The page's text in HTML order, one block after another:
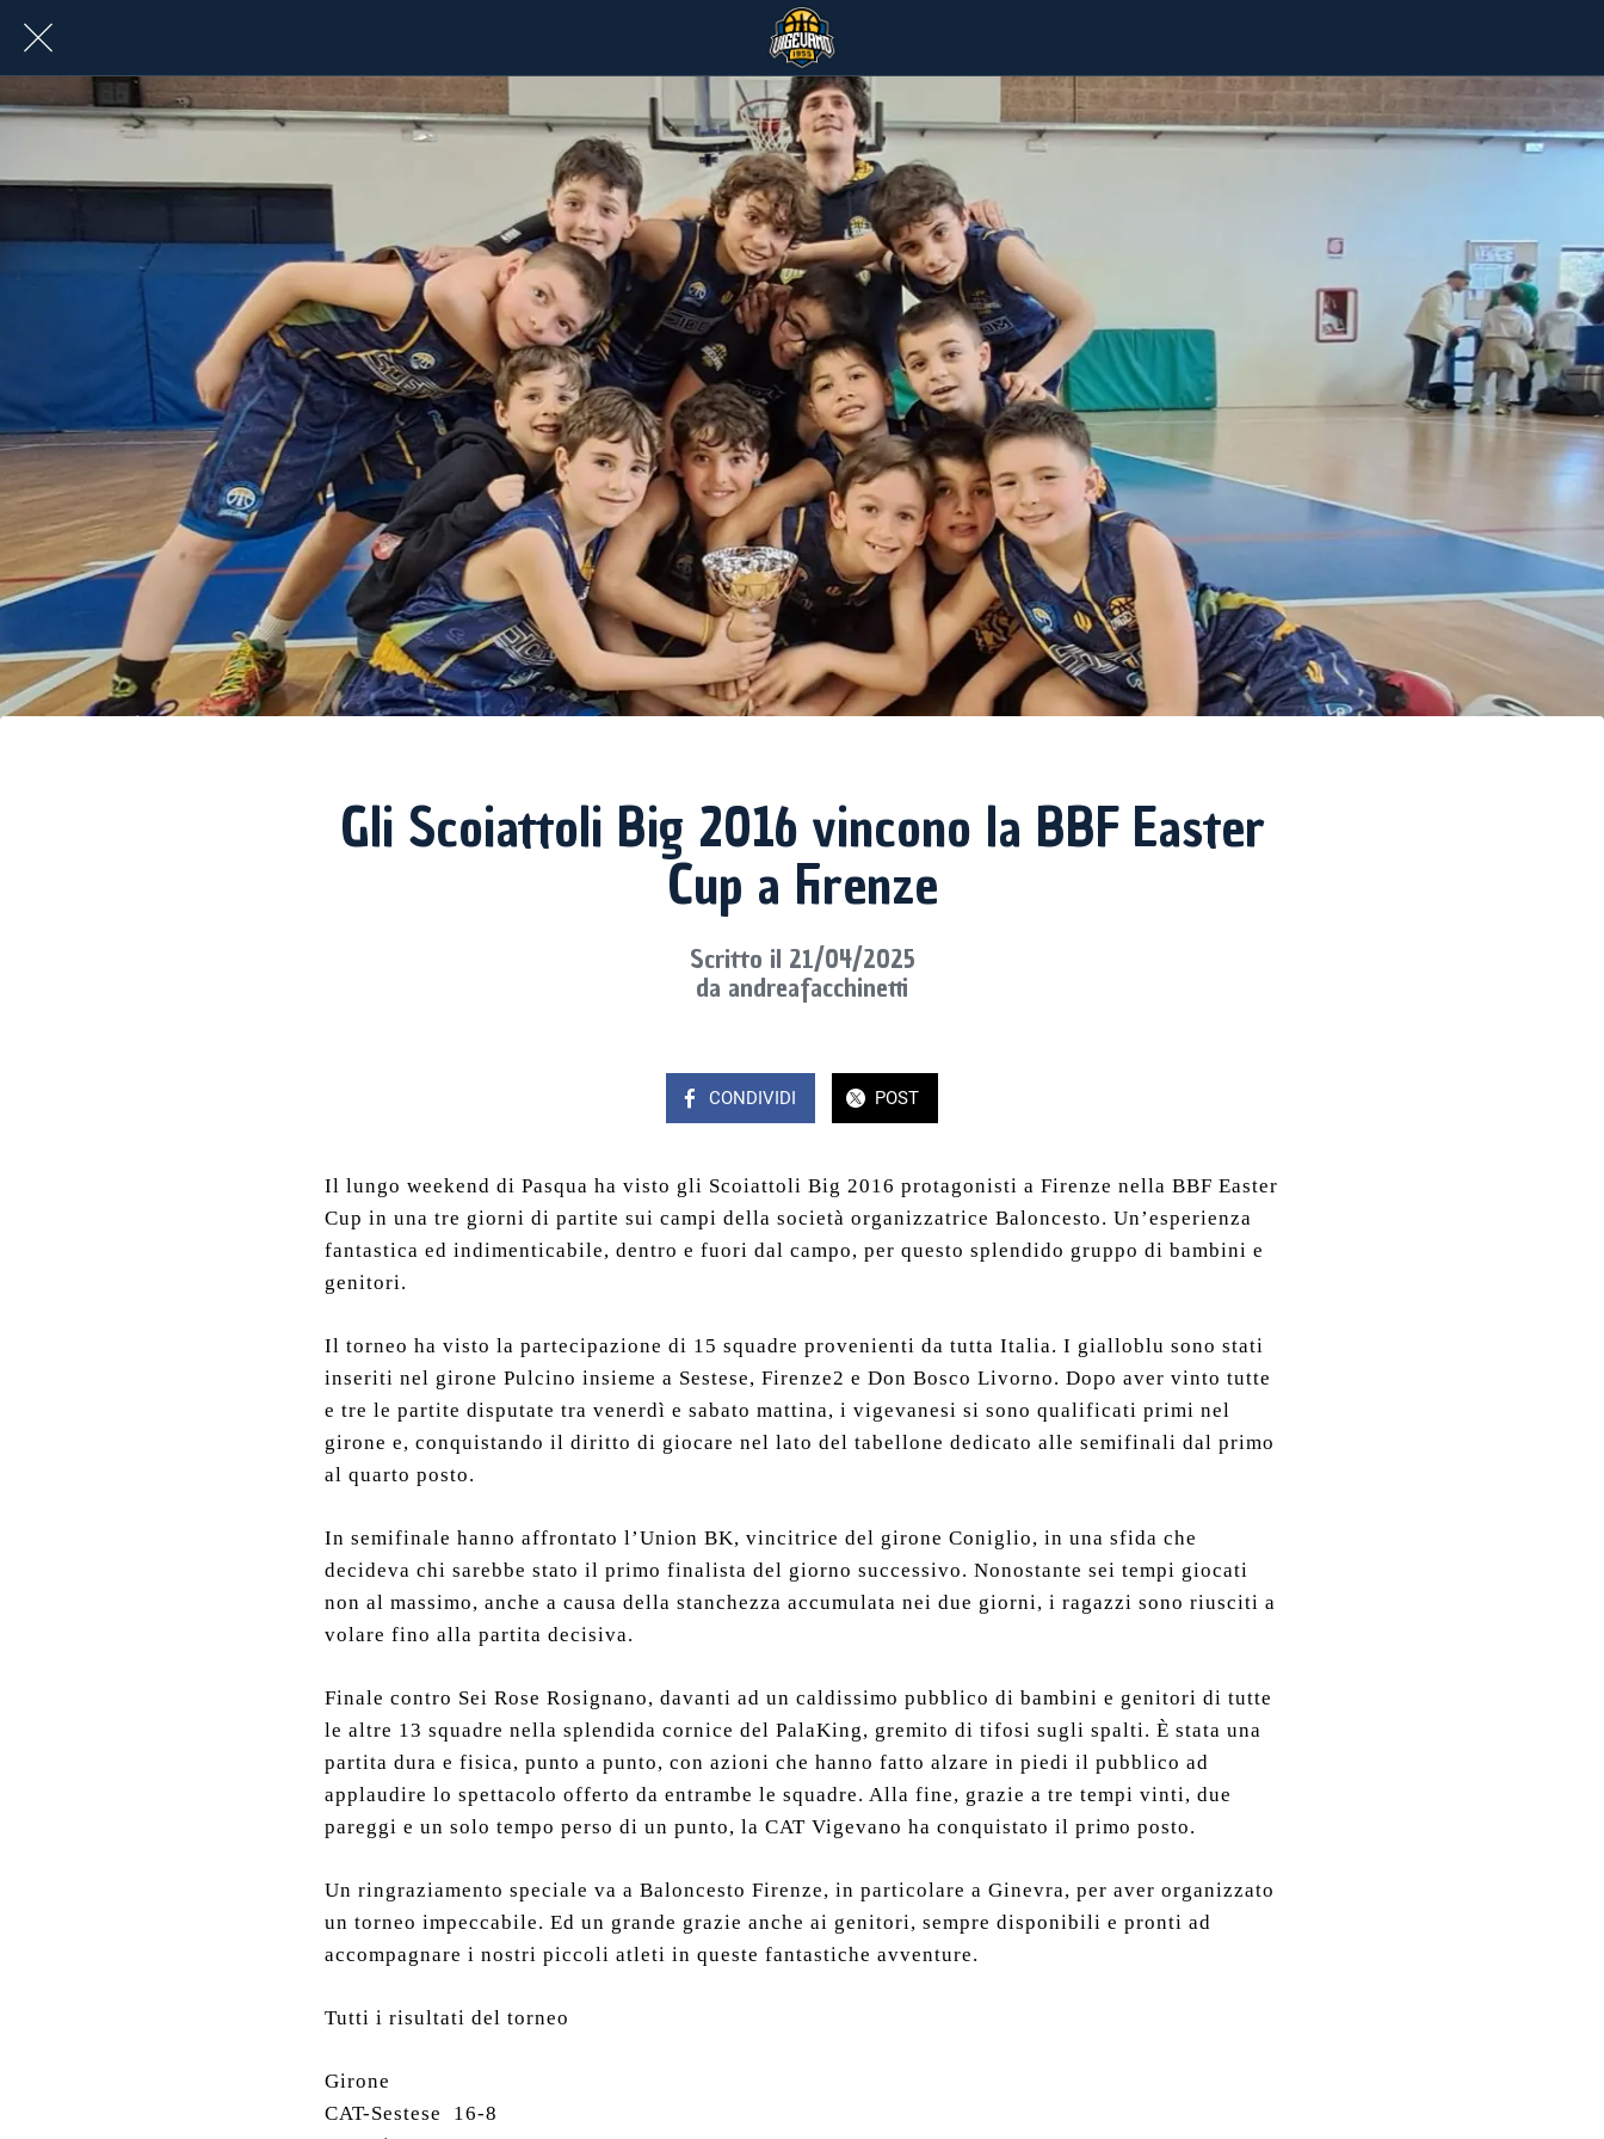
Gli Scoiattoli Big 2016 vincono la BBF Easter
Cup a Firenze
Scritto il 21/04/2025
da andreafacchinetti
CONDIVIDI POST
Il lungo weekend di Pasqua ha visto gli Scoiattoli Big 2016 protagonisti a Firenze nella BBF Easter
Cup in una tre giorni di partite sui campi della società organizzatrice Baloncesto. Un’esperienza
fantastica ed indimenticabile, dentro e fuori dal campo, per questo splendido gruppo di bambini e
genitori.
Il torneo ha visto la partecipazione di 15 squadre provenienti da tutta Italia. I gialloblu sono stati
inseriti nel girone Pulcino insieme a Sestese, Firenze2 e Don Bosco Livorno. Dopo aver vinto tutte
e tre le partite disputate tra venerdì e sabato mattina, i vigevanesi si sono qualificati primi nel
girone e, conquistando il diritto di giocare nel lato del tabellone dedicato alle semifinali dal primo
al quarto posto.
In semifinale hanno affrontato l’Union BK, vincitrice del girone Coniglio, in una sfida che
decideva chi sarebbe stato il primo finalista del giorno successivo. Nonostante sei tempi giocati
non al massimo, anche a causa della stanchezza accumulata nei due giorni, i ragazzi sono riusciti a
volare fino alla partita decisiva.
Finale contro Sei Rose Rosignano, davanti ad un caldissimo pubblico di bambini e genitori di tutte
le altre 13 squadre nella splendida cornice del PalaKing, gremito di tifosi sugli spalti. È stata una
partita dura e fisica, punto a punto, con azioni che hanno fatto alzare in piedi il pubblico ad
applaudire lo spettacolo offerto da entrambe le squadre. Alla fine, grazie a tre tempi vinti, due
pareggi e un solo tempo perso di un punto, la CAT Vigevano ha conquistato il primo posto.
Un ringraziamento speciale va a Baloncesto Firenze, in particolare a Ginevra, per aver organizzato
un torneo impeccabile. Ed un grande grazie anche ai genitori, sempre disponibili e pronti ad
accompagnare i nostri piccoli atleti in queste fantastiche avventure.
Tutti i risultati del torneo
Girone
CAT-Sestese 16-8